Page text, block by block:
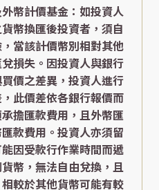
幣計價基金：如投資人
幣換匯後投資者，須自
當該計價幣別相對其他
損失。因投資人與銀行
價之差異，投資人進行
此價差依各銀行報價而
擔匯款費用，且外幣匯
款費用。投資人亦須留
因受款行作業時間而遞
幣，無法自由兌換，且
較於其他貨幣可能有較